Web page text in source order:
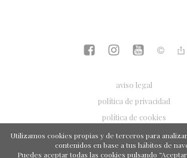
aviso legal
política de privacidad
política de cookies
Utilizamos cookies propias y de terceros para
contenidos en base a tus hábitos de
Puedes aceptar todas las cookies pulsando